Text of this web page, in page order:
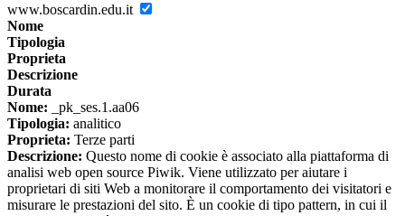
www.boscardin.edu.it
Nome
Tipologia
Proprieta
Descrizione
Durata
Nome: _pk_ses.1.aa06
Tipologia: analitico
Proprieta: Terze parti
Descrizione: Questo nome di cookie è associato alla piattaforma di
analisi web open source Piwik. Viene utilizzato per aiutare i
proprietari di siti Web a monitorare il comportamento dei visitatori e
misurare le prestazioni del sito. È un cookie di tipo pattern, in cui il